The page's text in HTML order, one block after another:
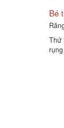
Bé
Thứ